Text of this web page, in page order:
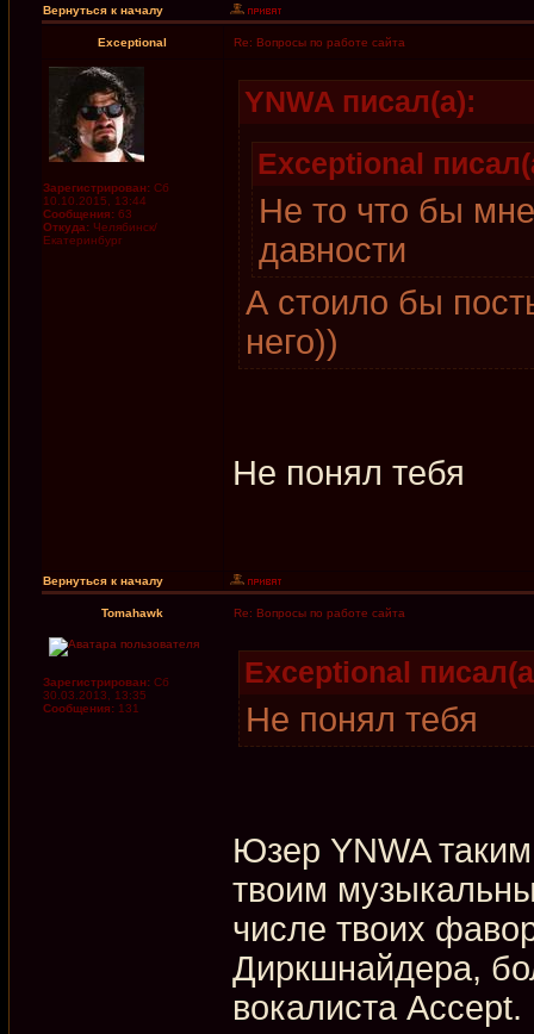
Вернуться к началу
Exceptional Re: Вопросы по работе сайта
Зарегистрирован: Сб
10.10.2015, 13:44
Сообщения: 63
Откуда: Челябинск/
Екатеринбург
YNWA писал(а):
Exceptional
Не то что бы
давности
А стоило бы
него))
Не понял тебя
Вернуться к началу
Tomahawk Re: Вопросы по работе сайта
Зарегистрирован: Сб
30.03.2013, 13:35
Сообщения: 131
Exceptional
Не понял тебя
Юзер YNWA
твоим
числе твоих
Диркшнайдера,
вокалиста Accept.